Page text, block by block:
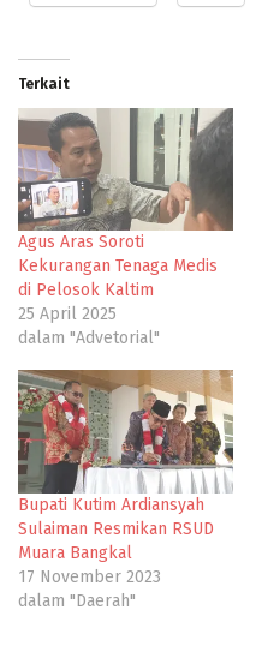
Terkait
Agus Aras Soroti
Kekurangan Tenaga Medis
di Pelosok Kaltim
25 April 2025
dalam "Advetorial"
Bupati Kutim Ardiansyah
Sulaiman Resmikan RSUD
Muara Bangkal
17 November 2023
dalam "Daerah"